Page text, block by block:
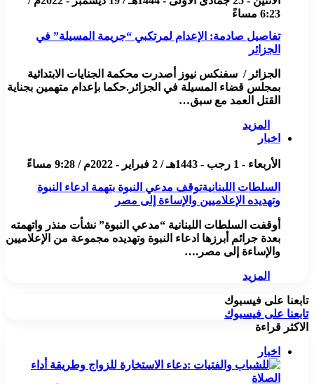
6:23 مساءً
تفاصيل صادمة: الإعدام لمرتكبي “جريمة المسيلة” في
الجزائر
الجزائر / سفنكس نيوز أصدرت محكمة الجنايات الابتدائية
بمجلس قضاء المسيلة في الجزائر.حكما بإعدام متهمين بجناية
القتل العمد مع سبق…
المزيد
اخبار
الأربعاء - 1 رجب - 1443هـ / 2 فبراير - 2022م / 9:28 مساءً
السلطات اللبنانيةتوقف مدعي النبوة بتهمة ادعاء النبوة
وتهديده الإعلاميين والإساءة إلى مصر
أوقفت السلطات اللبنانية “مدعي النبوة” نشأت منذر واتهمته
بعدة جرائم أبرزها ادعاء النبوة وتهديده مجموعة من الإعلاميين
والإساءة إلى مصر.…
المزيد
تابعنا على فيسبوك
تابعنا على فيسبوك
الاكثر قراءة
اخبار